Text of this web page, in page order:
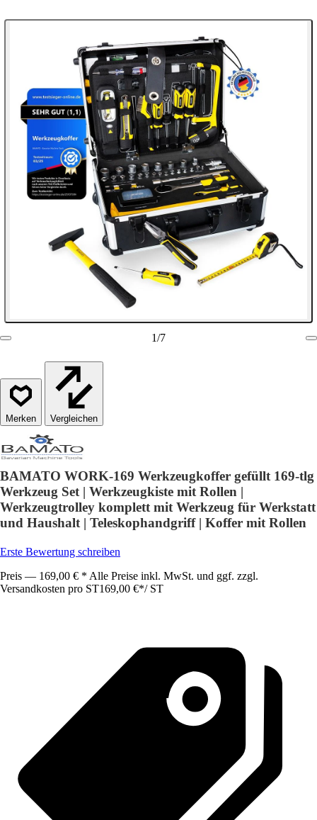
1/7
Vergleichen
BAMATO WORK-169 Werkzeugkoffer gefüllt 169-tlg
Werkzeug Set | Werkzeugkiste mit Rollen |
Werkzeugtrolley komplett mit Werkzeug für Werkstatt
und Haushalt | Teleskophandgriff | Koffer mit Rollen
Erste Bewertung schreiben
Preis — 169,00 € * Alle Preise inkl. MwSt. und ggf. zzgl.
Versandkosten pro ST169,00 €*/ ST